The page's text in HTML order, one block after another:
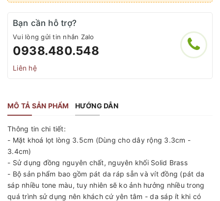
Bạn cần hỗ trợ?
Vui lòng gửi tin nhắn Zalo
0938.480.548
Liên hệ
MÔ TẢ SẢN PHẨM HƯỚNG DẪN
Thông tin chi tiết:
- Mặt khoá lọt lòng 3.5cm (Dùng cho dây rộng 3.3cm -
3.4cm)
- Sử dụng đồng nguyên chất, nguyên khối Solid Brass
- Bộ sản phẩm bao gồm pát da ráp sẵn và vít đồng (pát da
sáp nhiều tone màu, tuy nhiên sẽ ko ảnh hưởng nhiều trong
quá trình sử dụng nên khách cứ yên tâm - da sáp ít khi có